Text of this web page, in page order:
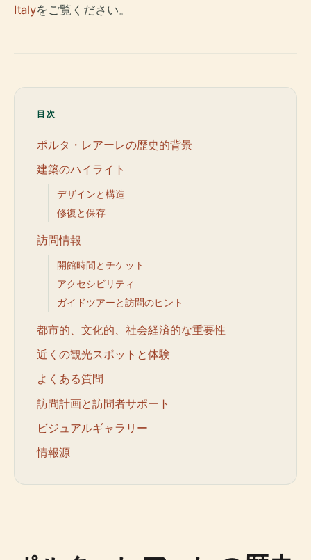
Italyをご覧ください。
目次
ポルタ・レアーレの歴史的背景
建築のハイライト
デザインと構造
修復と保存
訪問情報
開館時間とチケット
アクセシビリティ
ガイドツアーと訪問のヒント
都市的、文化的、社会経済的な重要性
近くの観光スポットと体験
よくある質問
訪問計画と訪問者サポート
ビジュアルギャラリー
情報源